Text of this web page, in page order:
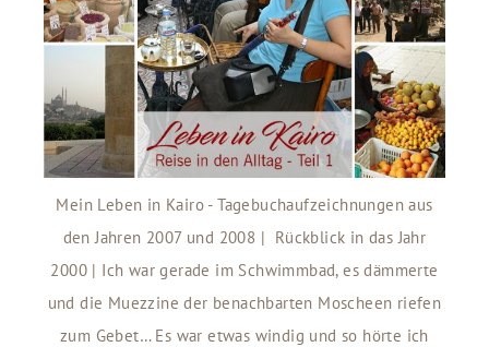
Mein Leben in Kairo - Tagebuchaufzeichnungen aus
den Jahren 2007 und 2008 | Rückblick in das Jahr
2000 | Ich war gerade im Schwimmbad, es dämmerte
und die Muezzine der benachbarten Moscheen riefen
zum Gebet… Es war etwas windig und so hörte ich